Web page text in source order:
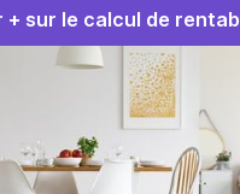
+ sur le calcul de